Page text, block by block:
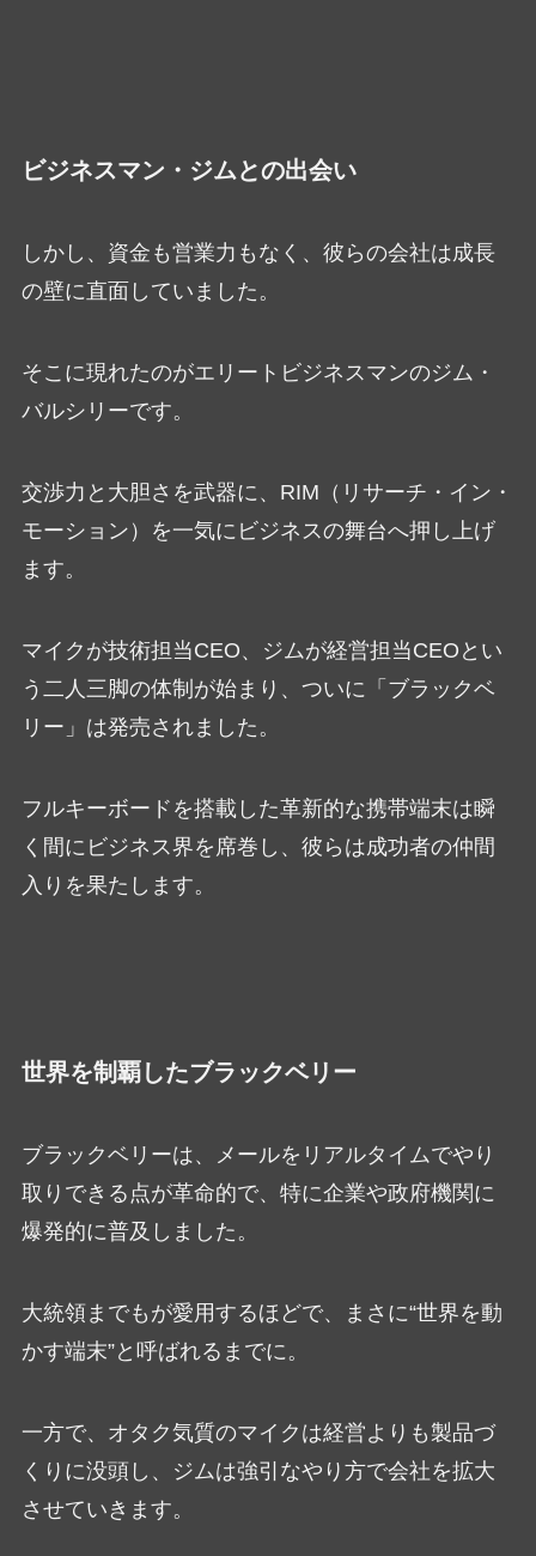
ビジネスマン・ジムとの出会い
しかし、資金も営業力もなく、彼らの会社は成長
の壁に直面していました。
そこに現れたのがエリートビジネスマンのジム・
バルシリーです。
交渉力と大胆さを武器に、RIM（リサーチ・イン・
モーション）を一気にビジネスの舞台へ押し上げ
ます。
マイクが技術担当CEO、ジムが経営担当CEOとい
う二人三脚の体制が始まり、ついに「ブラックベ
リー」は発売されました。
フルキーボードを搭載した革新的な携帯端末は瞬
く間にビジネス界を席巻し、彼らは成功者の仲間
入りを果たします。
世界を制覇したブラックベリー
ブラックベリーは、メールをリアルタイムでやり
取りできる点が革命的で、特に企業や政府機関に
爆発的に普及しました。
大統領までもが愛用するほどで、まさに“世界を動
かす端末”と呼ばれるまでに。
一方で、オタク気質のマイクは経営よりも製品づ
くりに没頭し、ジムは強引なやり方で会社を拡大
させていきます。